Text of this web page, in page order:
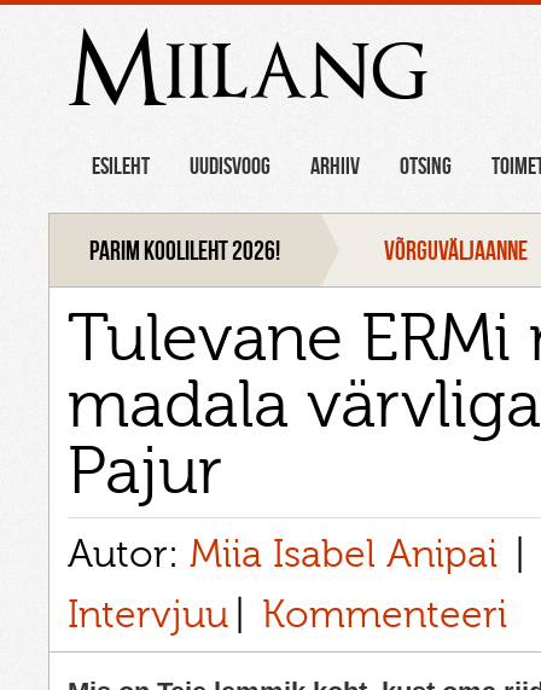
Miilang
ESILEHT UUDISVOOG ARHIIV OTSING
Parim koolileht 2026! VÕRGUVÄLJAANNE
Tulevane
madala
Pajur
Autor: Miia Isabel Anipai
Intervjuu
Kommenteeri